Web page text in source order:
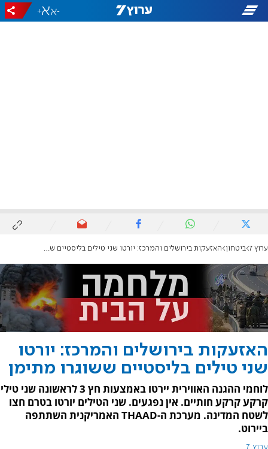
-
+
ערוץ 7 ביטחון האזעקות בירושלים והמרכז: יורטו שני טילים בליסטיים ששוגרו מתימן
האזעקות בירושלים והמרכז: יורטו
שני טילים בליסטיים ששוגרו מתימן
לוחמי ההגנה האווירית יירטו באמצעות חץ 3 לראשונה שני טילי
קרקע קרקע חותיים. אין נפגעים. שני הטילים יורטו בטרם חצו
לשטח המדינה. מערכת ה-THAAD האמריקנית השתתפה
ביירוט.
ערוץ 7